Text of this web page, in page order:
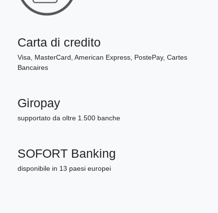
Carta di credito
Visa, MasterCard, American Express, PostePay, Cartes
Bancaires
Giropay
supportato da oltre 1.500 banche
SOFORT Banking
disponibile in 13 paesi europei